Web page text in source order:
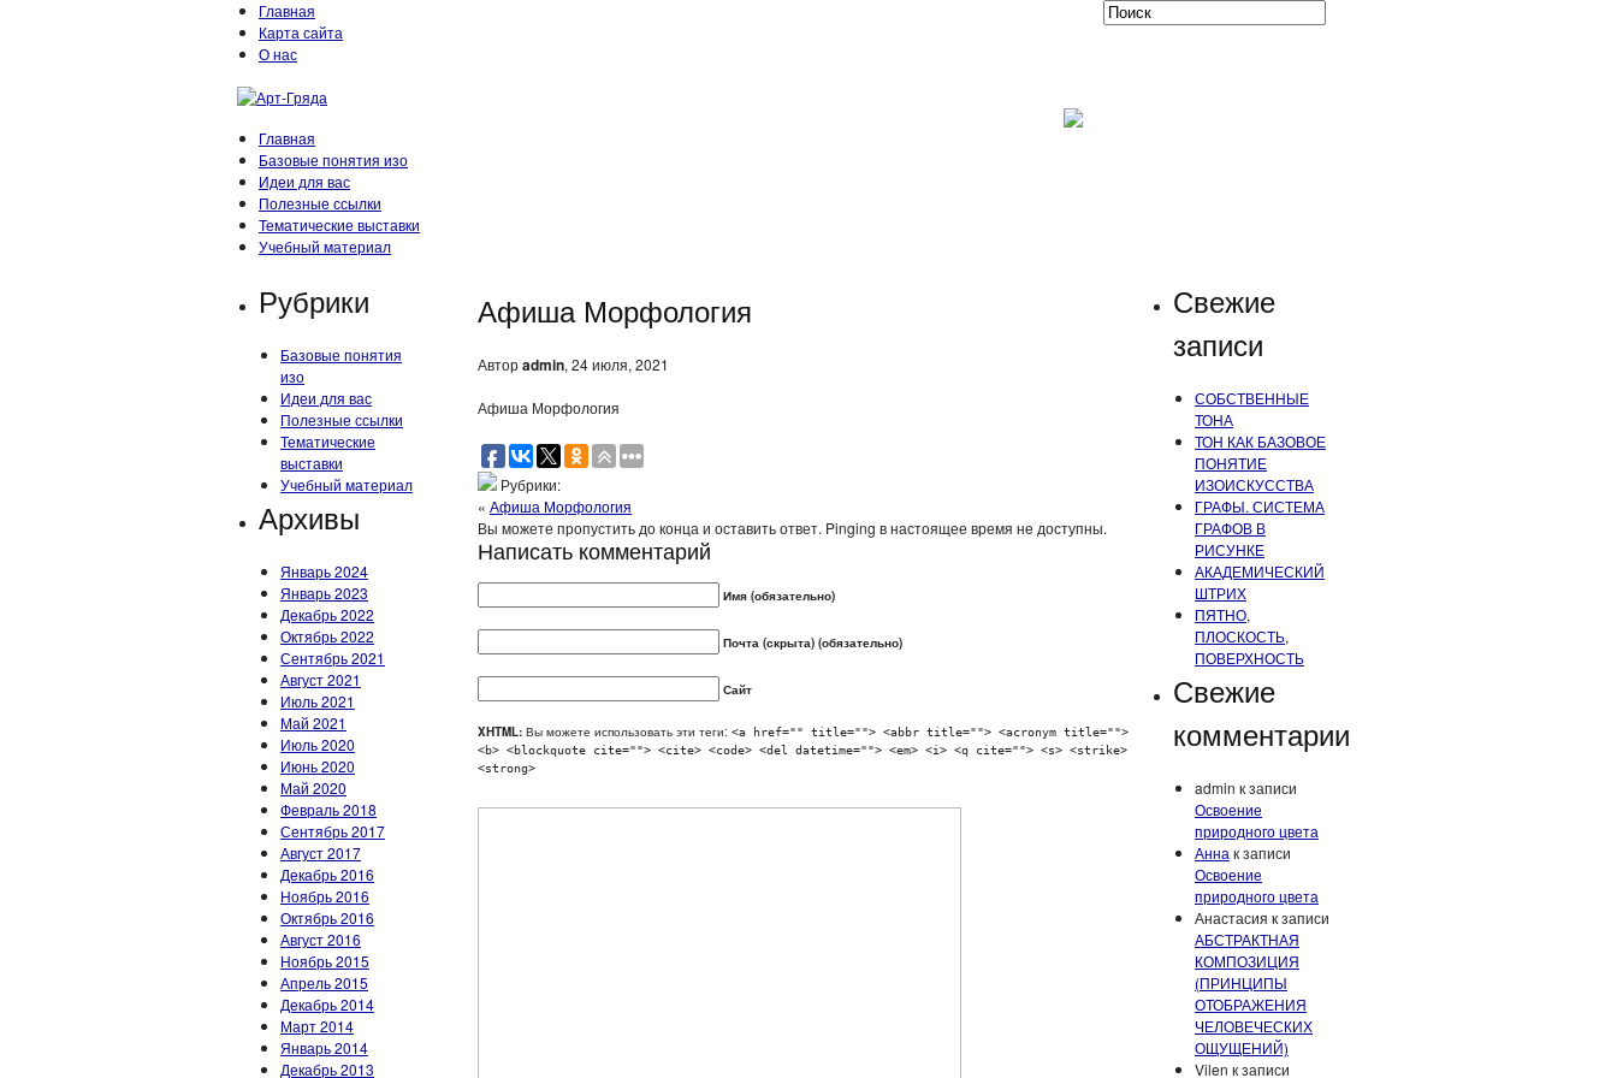
Главная
Карта сайта
О нас
Главная
Базовые понятия изо
Идеи для вас
Полезные ссылки
Тематические выставки
Учебный материал
Рубрики
Базовые понятия
изо
Идеи для вас
Полезные ссылки
Тематические
выставки
Учебный материал
Архивы
Январь 2024
Январь 2023
Декабрь 2022
Октябрь 2022
Сентябрь 2021
Август 2021
Июль 2021
Май 2021
Июль 2020
Июнь 2020
Май 2020
Февраль 2018
Сентябрь 2017
Август 2017
Декабрь 2016
Ноябрь 2016
Октябрь 2016
Август 2016
Ноябрь 2015
Апрель 2015
Декабрь 2014
Март 2014
Январь 2014
Декабрь 2013
Афиша Морфология
Авторadmin, 24 июля, 2021
Афиша Морфология
Рубрики:
« Афиша Морфология
Вы можете пропустить до конца и оставить ответ. Pinging в настоящее время не доступны.
Написать комментарий
Имя (обязательно)
Почта (скрыта) (обязательно)
Сайт
XHTML: Вы можете использовать эти теги: <a href="" title=""> <abbr title=""> <acronym title="">
<b> <blockquote cite=""> <cite> <code> <del datetime=""> <em> <i> <q cite=""> <s> <strike>
<strong>
Свежие
записи
СОБСТВЕННЫЕ
ТОНА
ТОН КАК БАЗОВОЕ
ПОНЯТИЕ
ИЗОИСКУССТВА
ГРАФЫ. СИСТЕМА
ГРАФОВ В
РИСУНКЕ
АКАДЕМИЧЕСКИЙ
ШТРИХ
ПЯТНО,
ПЛОСКОСТЬ,
ПОВЕРХНОСТЬ
Свежие
комментарии
admin к записи
Освоение
природного цвета
Анна к записи
Освоение
природного цвета
Анастасия к записи
АБСТРАКТНАЯ
КОМПОЗИЦИЯ
(ПРИНЦИПЫ
ОТОБРАЖЕНИЯ
ЧЕЛОВЕЧЕСКИХ
ОЩУЩЕНИЙ)
Vilen к записи